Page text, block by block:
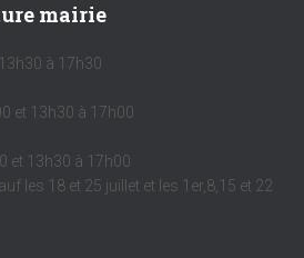
mairie
à 17h30
et 13h30 à 17h00
et 13h30 à 17h00
les 18 et 25 juillet et les 1er,8,15 et 22